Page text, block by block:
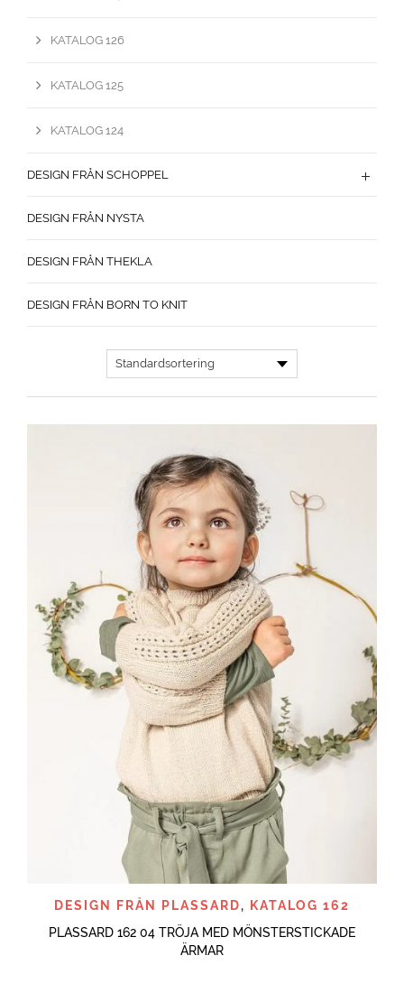
DESIGN FRÅN PLASSARD,
KATALOG 162
PLASSARD 162 04 TRÖJA MED MÖNSTERSTICKADE
ÄRMAR
KATALOG 126
KATALOG 125
KATALOG 124
DESIGN FRÅN SCHOPPEL
DESIGN FRÅN NYSTA
DESIGN FRÅN THEKLA
DESIGN FRÅN BORN TO KNIT